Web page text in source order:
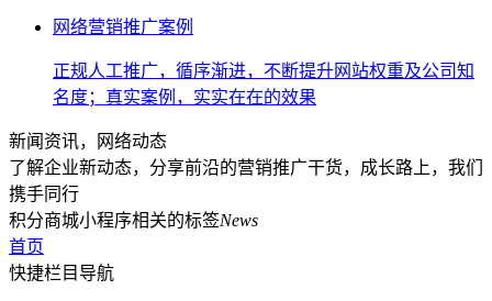
网络营销推广案例
正规人工推广，循序渐进，不断提升网站权重及公司知
名度；真实案例，实实在在的效果
新闻资讯，网络动态
了解企业新动态，分享前沿的营销推广干货，成长路上，我们
携手同行
积分商城小程序相关的标签News
首页
快捷栏目导航